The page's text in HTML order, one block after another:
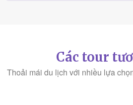
Các tour
Thoải mái du lịch với nhiều lựa